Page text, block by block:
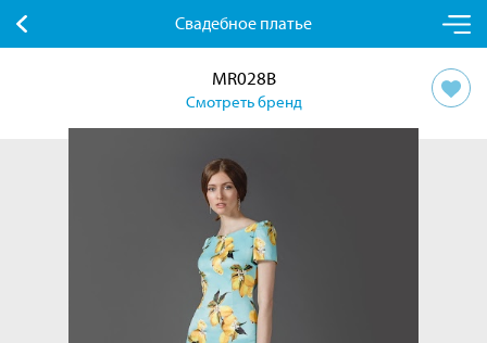
Свадебное платье
MR028B
Смотреть бренд